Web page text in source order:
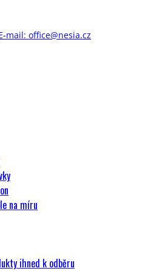
mail: office@nesia.cz
na míru
ihned k odběru